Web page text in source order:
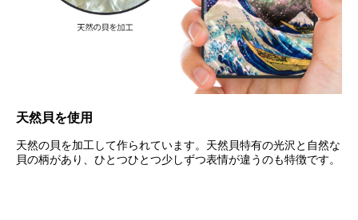
天然貝を使用
天然の貝を加工して作られています。天然貝特有の光沢と自然な
貝の柄があり、ひとつひとつ少しずつ表情が違うのも特徴です。